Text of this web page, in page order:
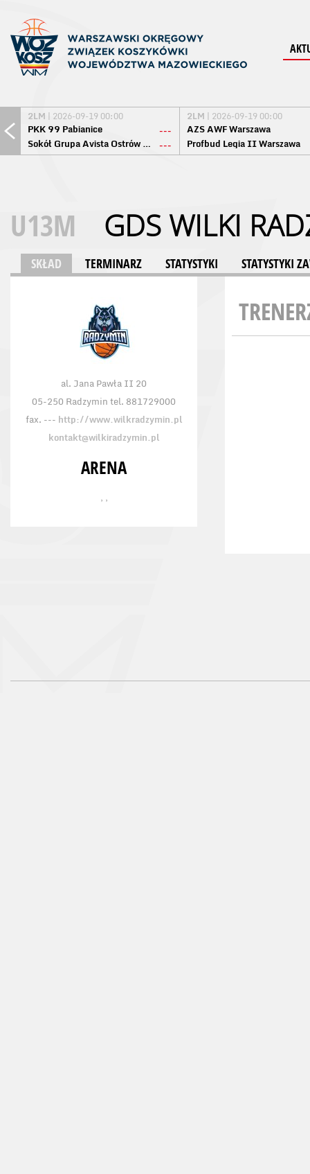
2LM | 2026-09-19 00:00
PKK 99 Pabianice
---
Sokół Grupa Avista Ostrów Maz. ---
2LM | 2026-09-19 00:00
AZS AWF Warszawa
Profbud Legia II Warszawa
U13M GDS WILKI
SKŁAD TERMINARZ STATYSTYKI STATYSTYKI
al. Jana Pawła II 20
05-250 Radzymin tel. 881729000
fax. --- http://www.wilkradzymin.pl
kontakt@wilkiradzymin.pl
ARENA
, ,